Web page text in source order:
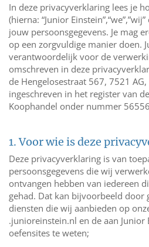
In deze privacyverklaring lees je
(hierna: “Junior
jouw persoonsgegevens. Je mag
op een zorgvuldige manier doen.
verantwoordelijk voor de
omschreven in deze
de Hengelosestraat 567, 7521 AG,
ingeschreven in het register van
Koophandel onder nummer
1. Voor wie is deze
Deze privacyverklaring is van
persoonsgegevens die wij
ontvangen hebben van iedereen
gehad. Dat kan bijvoorbeeld door
diensten die wij aanbieden op
.junioreinstein.nl en de aan Junior
oefensites te weten;